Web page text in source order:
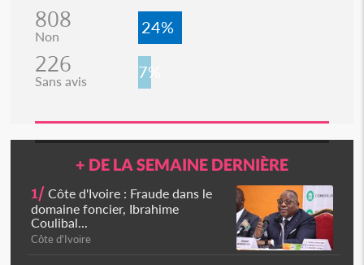
808
Non 24%
226
Sans avis 7%
+ DE LA SEMAINE DERNIÈRE
1/ Côte d'Ivoire : Fraude dans le
domaine foncier, Ibrahime
Coulibal...
Côte d'Ivoire